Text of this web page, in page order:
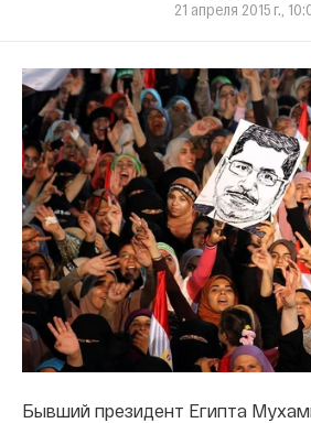
21 апреля 2015 г.,
Бывший президент Египта